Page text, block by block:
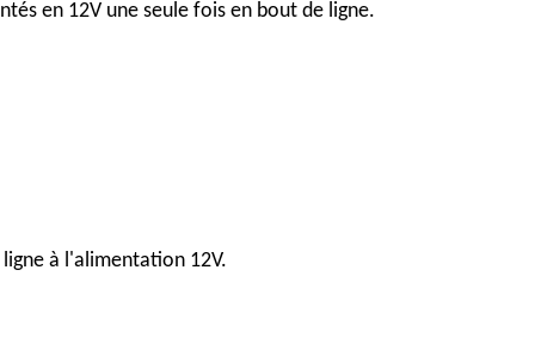
en 12V une seule fois en bout de ligne.
à l'alimentation 12V.